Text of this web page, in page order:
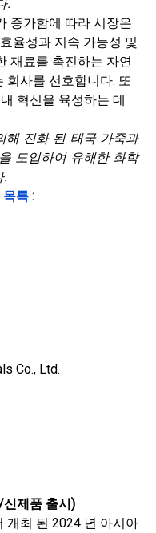
.
증가함에 따라 시장은
율성과 지속 가능성 및
재료를 촉진하는 자연
회사를 선호합니다. 또
혁신을 육성하는 데
해 진화 된 태국 가죽과
도입하여 유해한 화학
.
록 :
Co., Ltd.
제품 출시)
개최 된 2024 년 아시아